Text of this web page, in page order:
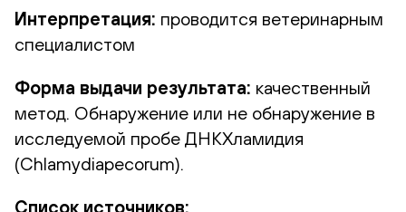
Интерпретация: проводится ветеринарным
специалистом
Форма выдачи результата: качественный
метод. Обнаружение или не обнаружение в
исследуемой пробе ДНКХламидия
(Chlamydiapecorum).
Список источников: